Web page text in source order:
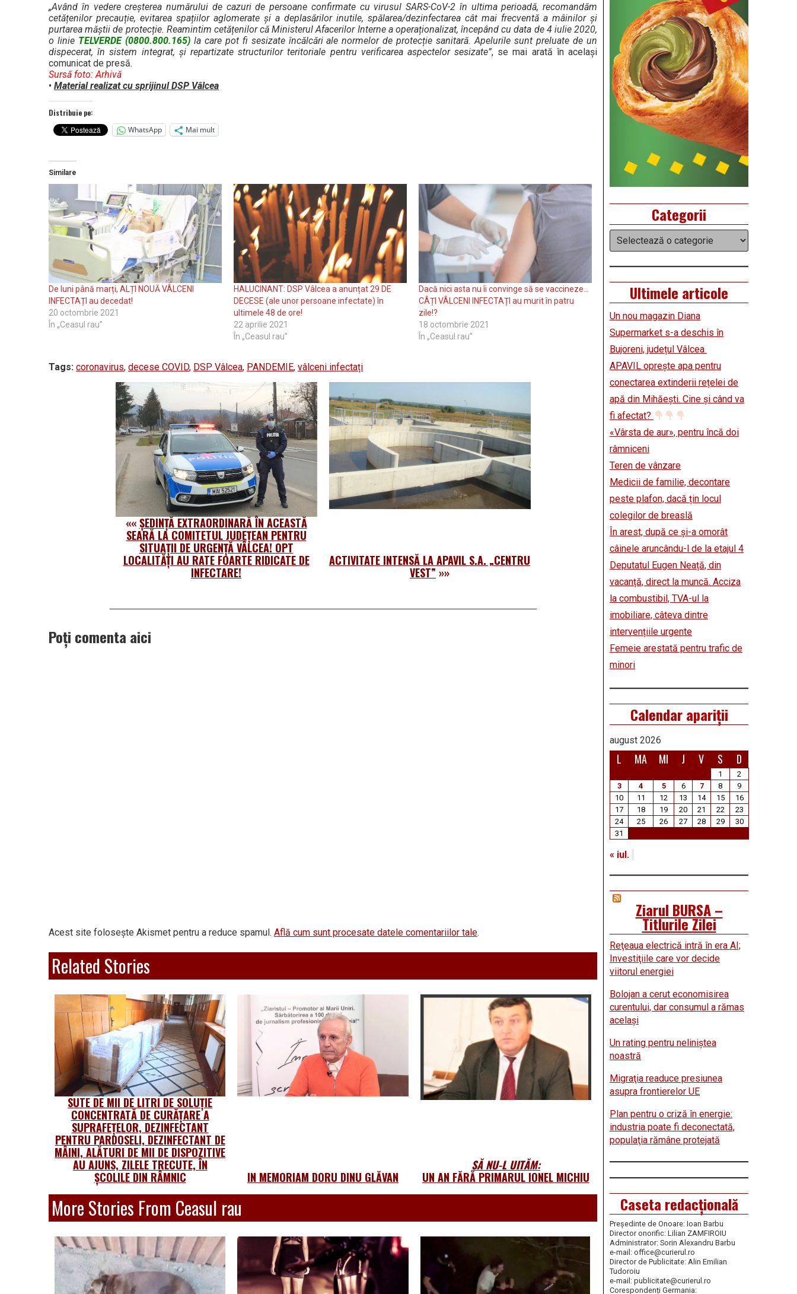
„Având în vedere creșterea numărului de cazuri de persoane confirmate cu virusul SARS-CoV-2 în ultima perioadă, recomandăm
cetățenilor precauție, evitarea spațiilor aglomerate și a deplasărilor inutile, spălarea/dezinfectarea cât mai frecventă a mâinilor și
purtarea măștii de protecție. Reamintim cetățenilor că Ministerul Afacerilor Interne a operaționalizat, începând cu data de 4 iulie 2020,
o linie TELVERDE (0800.800.165)la care pot fi sesizate încălcări ale normelor de protecție sanitară. Apelurile sunt preluate de un
dispecerat, în sistem integrat, și repartizate structurilor teritoriale pentru verificarea aspectelor sesizate”, se mai arată în același
comunicat de presă.
Sursă foto: Arhivă
• Material realizat cu sprijinul DSP Vâlcea
Distribuie pe:
WhatsApp
Mai mult
Similare
De luni până marți, ALȚI NOUĂ VÂLCENI
INFECTAȚI au decedat!
20 octombrie 2021
În „Ceasul rau”
HALUCINANT: DSP Vâlcea a anunțat 29 DE
DECESE (ale unor persoane infectate) în
ultimele 48 de ore!
22 aprilie 2021
În „Ceasul rau”
Dacă nici asta nu îi convinge să se vaccineze…
CÂȚI VÂLCENI INFECTAȚI au murit în patru
zile!?
18 octombrie 2021
În „Ceasul rau”
Tags: coronavirus, decese COVID, DSP Vâlcea, PANDEMIE, vâlceni infectați
««ȘEDINȚĂ EXTRAORDINARĂ ÎN ACEASTĂ
SEARĂ LA COMITETUL JUDEȚEAN PENTRU
SITUAȚII DE URGENȚĂ VÂLCEA! OPT
LOCALITĂȚI AU RATE FOARTE RIDICATE DE
INFECTARE!
ACTIVITATE INTENSĂ LA APAVIL S.A. „CENTRU
VEST” »»
Poți comenta aici
Acest site folosește Akismet pentru a reduce spamul. Află cum sunt procesate datele comentariilor tale.
Related Stories
SUTE DE MII DE LITRI DE SOLUȚIE
CONCENTRATĂ DE CURĂȚARE A
SUPRAFEȚELOR, DEZINFECTANT
PENTRU PARDOSELI, DEZINFECTANT DE
MÂINI, ALĂTURI DE MII DE DISPOZITIVE
AU AJUNS, ZILELE TRECUTE, ÎN
ȘCOLILE DIN RÂMNIC
IN MEMORIAM DORU DINU GLĂVAN
SĂ NU-L UITĂM:
UN AN FĂRĂ PRIMARUL IONEL MICHIU
More Stories From Ceasul rau
Categorii
Categorii
Ultimele articole
Un nou magazin Diana
Supermarket s-a deschis în
Bujoreni, județul Vâlcea
APAVIL oprește apa pentru
conectarea extinderii rețelei de
apă din Mihăești. Cine și când va
fi afectat?
«Vârsta de aur», pentru încă doi
râmniceni
Teren de vânzare
Medicii de familie, decontare
peste plafon, dacă țin locul
colegilor de breaslă
În arest, după ce și-a omorât
câinele aruncându-l de la etajul 4
Deputatul Eugen Neață, din
vacanță, direct la muncă. Acciza
la combustibil, TVA-ul la
imobiliare, câteva dintre
intervențiile urgente
Femeie arestată pentru trafic de
minori
Calendar apariții
august 2026
L MA MI J V S D
1
2
3
4 5 6 7 8
9
10
11 12 13 14 15
16
17
18 19 20 21 22
23
24
25 26 27 28 29
30
31
« iul.
Ziarul BURSA –
Titlurile Zilei
Reţeaua electrică intră în era AI;
Investiţiile care vor decide
viitorul energiei
Bolojan a cerut economisirea
curentului, dar consumul a rămas
acelaşi
Un rating pentru neliniştea
noastră
Migraţia readuce presiunea
asupra frontierelor UE
Plan pentru o criză în energie:
industria poate fi deconectată,
populaţia rămâne protejată
Caseta redacțională
Președinte de Onoare: Ioan Barbu
Director onorific: Lilian ZAMFIROIU
Administrator: Sorin Alexandru Barbu
e-mail: office@curierul.ro
Director de Publicitate: Alin Emilian
Tudoroiu
e-mail: publicitate@curierul.ro
Corespondenți Germania: